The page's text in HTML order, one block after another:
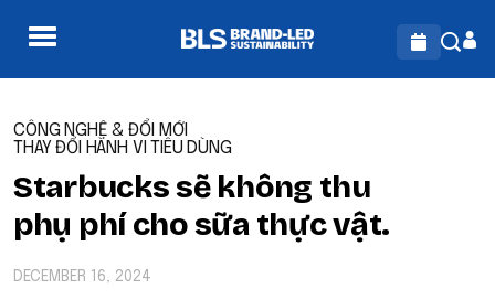
CÔNG NGHỆ & ĐỔI MỚI
THAY ĐỔI HÀNH VI TIÊU DÙNG
Starbucks sẽ không thu
phụ phí cho sữa thực vật.
DECEMBER 16, 2024